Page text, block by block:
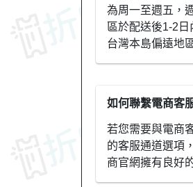
為周一至週五，
區於配送後1-2
台灣本島偏遠地
如何聯繫電商客
若您需要與電商
的客服通道選項
商官網擁有良好